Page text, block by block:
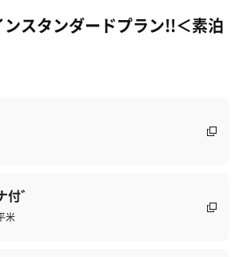
スタンダードプラン!!＜素泊
゛
米